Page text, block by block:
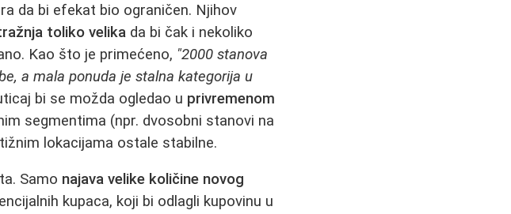
da bi efekat bio ograničen. Njihov
toliko velika da bi čak i nekoliko
Kao što je primećeno, "2000 stanova
a mala ponuda je stalna kategorija u
bi se možda ogledao u privremenom
segmentima (npr. dvosobni stanovi na
lokacijama ostale stabilne.
Samo najava velike količine novog
kupaca, koji bi odlagli kupovinu u